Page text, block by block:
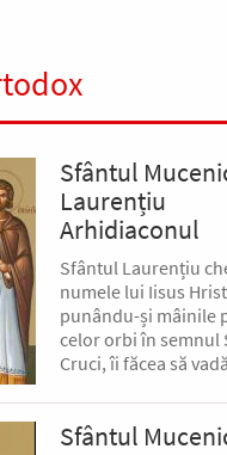
Sfântul
Laurențiu
Arhidiaconul
Sfântul Laurențiu
numele lui Iisus
punându-și mâinile
celor orbi în semnul
Cruci, îi făcea să
Sfântul